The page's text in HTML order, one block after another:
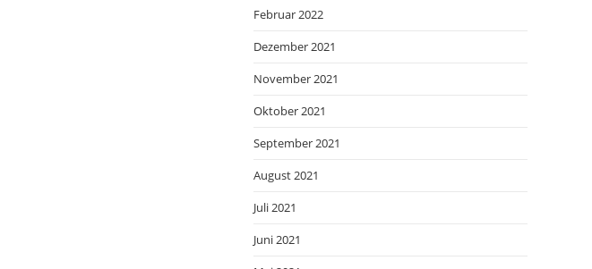
Februar 2022
Dezember 2021
November 2021
Oktober 2021
September 2021
August 2021
Juli 2021
Juni 2021